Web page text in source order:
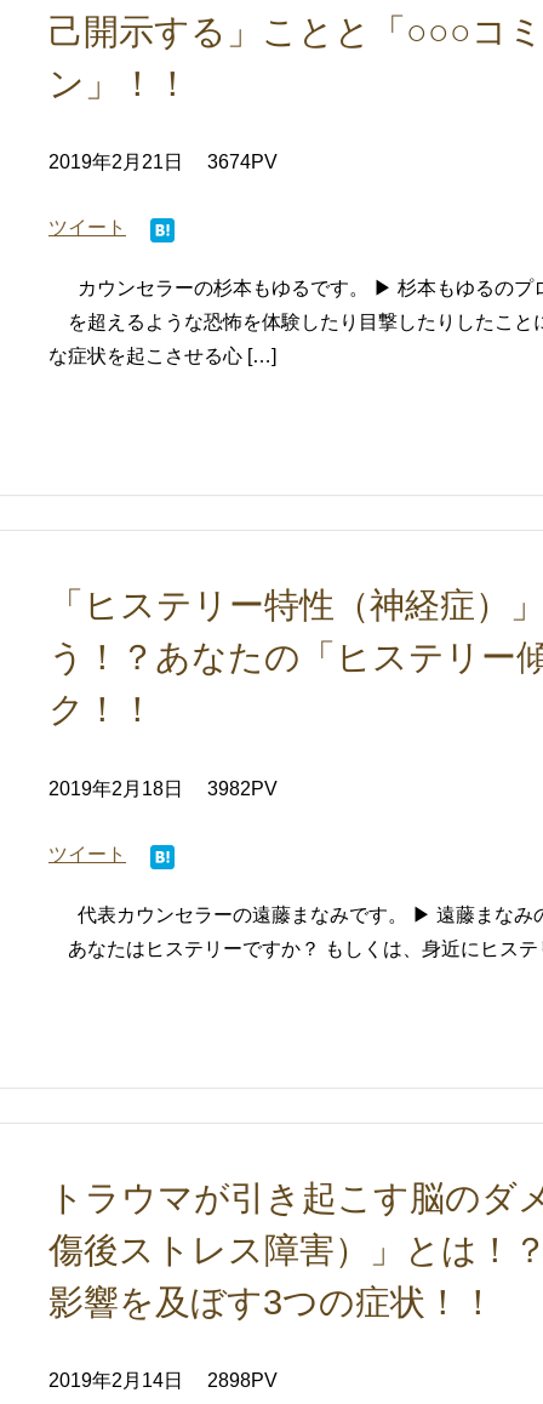
己開示する」ことと「○○○コ
ン」！！
2019年2月21日 3674PV
ツイート
カウンセラーの杉本もゆるです。 ▶ 杉本もゆるの
を超えるような恐怖を体験したり目撃したりしたこ
な症状を起こさせる心 […]
「ヒステリー特性（神経症）
う！？あなたの「ヒステリー
ク！！
2019年2月18日 3982PV
ツイート
代表カウンセラーの遠藤まなみです。 ▶ 遠藤まな
あなたはヒステリーですか？ もしくは、身近にヒス
トラウマが引き起こす脳のダ
傷後ストレス障害）」とは！
影響を及ぼす3つの症状！！
2019年2月14日 2898PV